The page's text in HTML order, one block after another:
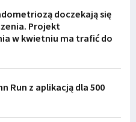
doczekają się
Projekt
w kwietniu ma trafić do
Run z aplikacją dla 500